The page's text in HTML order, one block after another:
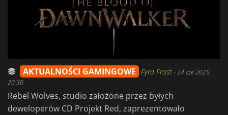
AKTUALNOŚCI GAMINGOWE Fyra Frost-24 cze 2025,
20:30
Rebel Wolves, studio założone przez byłych
deweloperów CD Projekt Red, zaprezentowało